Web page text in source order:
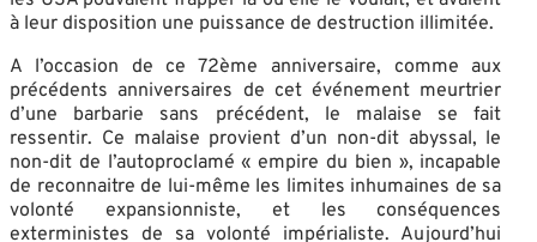
à leur disposition une puissance de destruction illimitée.
A l’occasion de ce 72ème anniversaire, comme aux
précédents anniversaires de cet événement meurtrier
d’une barbarie sans précédent, le malaise se fait
ressentir. Ce malaise provient d’un non-dit abyssal, le
non-dit de l’autoproclamé « empire du bien », incapable
de reconnaitre de lui-même les limites inhumaines de sa
volonté expansionniste, et les conséquences
exterministes de sa volonté impérialiste. Aujourd’hui